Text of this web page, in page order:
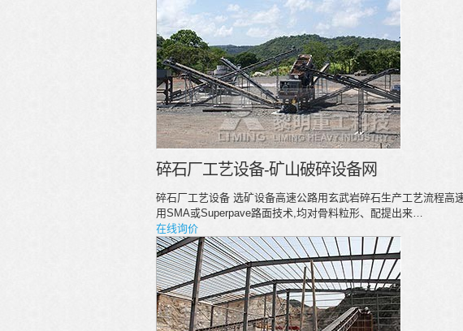
碎石厂工艺设备-矿山破碎设备网
碎石厂工艺设备 选矿设备高速公路用玄武岩碎石生产工艺流程高
用SMA或Superpave路面技术,均对骨料粒形、配提出来…
在线询价